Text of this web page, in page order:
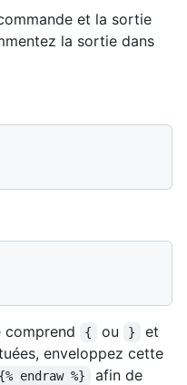
et la sortie
la sortie dans
comprend { ou }
et
enveloppez cette
{% endraw %} afin de